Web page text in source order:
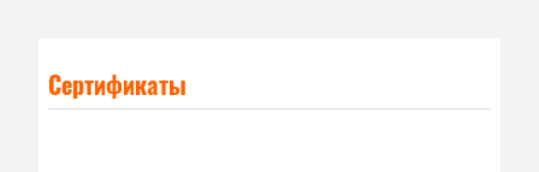
Сертификаты